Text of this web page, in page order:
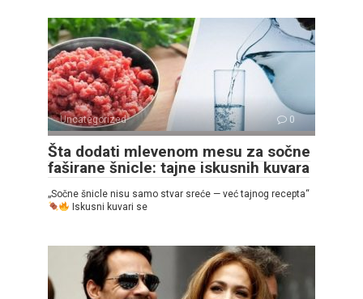
Uncategorized 0
Šta dodati mlevenom mesu za sočne
faširane šnicle: tajne iskusnih kuvara
„Sočne šnicle nisu samo stvar sreće — već tajnog recepta“
Iskusni kuvari se